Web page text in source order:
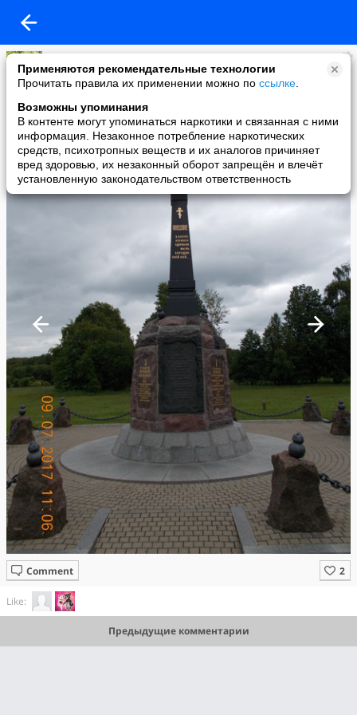
Применяются рекомендательные технологии
Прочитать правила их применении можно по ссылке
Возможны упоминания
В контенте могут упоминаться наркотики и связанная с ними
информация. Незаконное потребление наркотических
средств, психотропных веществ и их аналогов причиняет
вред здоровью, их незаконный оборот запрещён и влечёт
установленную законодательством ответственность
Лариса
added a photo
10 Jul в 14:33
Comment
Like:
Предыдущие комментарии